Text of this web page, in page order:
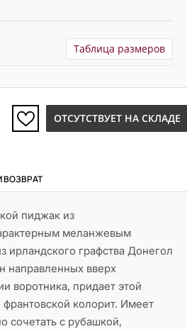
Таблица размеров
ОТСУТСТВУЕТ НА СКЛАДЕ
ВОЗВРАТ
пиджак из
меланжевым
графства Донегол
направленных вверх
воротника, придает этой
колорит. Имеет
сочетать с рубашкой,